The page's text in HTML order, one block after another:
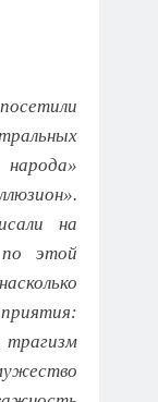
на
по этой
трагизм